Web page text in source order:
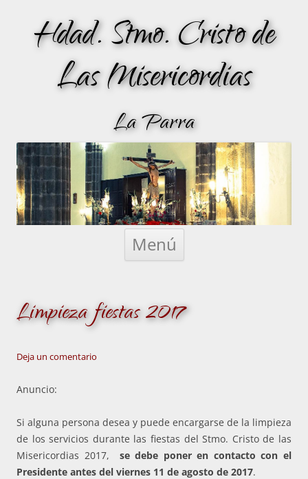
Hdad. Stmo. Cristo de
Las Misericordias
La Parra
Menú
Saltar
Limpieza fiestas 2017
Deja un comentario
Anuncio:
Si alguna persona desea y puede encargarse de la limpieza
de los servicios durante las fiestas del Stmo. Cristo de las
Misericordias 2017, se debe poner en contacto con el
Presidente antes del viernes 11 de agosto de 2017.